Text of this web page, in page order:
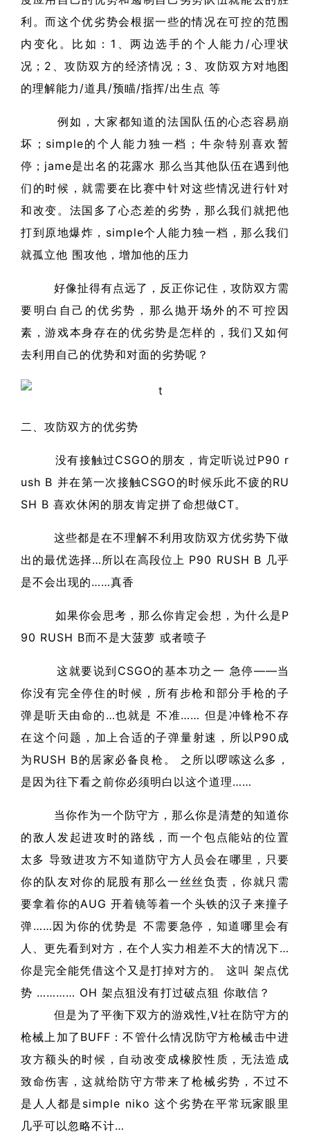
利。而这个优劣势会根据一些的情况在可控的范围
内变化。比如：1、两边选手的个人能力/心理状
况；2、攻防双方的经济情况；3、攻防双方对地图
的理解能力/道具/预瞄/指挥/出生点 等
例如，大家都知道的法国队伍的心态容易崩
坏；simple的个人能力独一档；牛杂特别喜欢暂
停；jame是出名的花露水 那么当其他队伍在遇到他
们的时候，就需要在比赛中针对这些情况进行针对
和改变。法国多了心态差的劣势，那么我们就把他
打到原地爆炸，simple个人能力独一档，那么我们
就孤立他 围攻他，增加他的压力
好像扯得有点远了，反正你记住，攻防双方需
要明白自己的优劣势，那么抛开场外的不可控因
素，游戏本身存在的优劣势是怎样的，我们又如何
去利用自己的优势和对面的劣势呢？
二、攻防双方的优劣势
没有接触过CSGO的朋友，肯定听说过P90 r
ush B 并在第一次接触CSGO的时候乐此不疲的RU
SH B 喜欢休闲的朋友肯定拼了命想做CT。
这些都是在不理解不利用攻防双方优劣势下做
出的最优选择…所以在高段位上 P90 RUSH B 几乎
是不会出现的……真香
如果你会思考，那么你肯定会想，为什么是P
90 RUSH B而不是大菠萝 或者喷子
这就要说到CSGO的基本功之一 急停——当
你没有完全停住的时候，所有步枪和部分手枪的子
弹是听天由命的…也就是 不准…… 但是冲锋枪不存
在这个问题，加上合适的子弹量射速，所以P90成
为RUSH B的居家必备良枪。 之所以啰嗦这么多，
是因为往下看之前你必须明白以这个道理……
当你作为一个防守方，那么你是清楚的知道你
的敌人发起进攻时的路线，而一个包点能站的位置
太多 导致进攻方不知道防守方人员会在哪里，只要
你的队友对你的屁股有那么一丝丝负责，你就只需
要拿着你的AUG 开着镜等着一个头铁的汉子来撞子
弹……因为你的优势是 不需要急停，知道哪里会有
人、更先看到对方，在个人实力相差不大的情况下…
你是完全能凭借这个又是打掉对方的。 这叫 架点优
势 ………… OH 架点狙没有打过破点狙 你敢信？
但是为了平衡下双方的游戏性,V社在防守方的
枪械上加了BUFF：不管什么情况防守方枪械击中进
攻方额头的时候，自动改变成橡胶性质，无法造成
致命伤害，这就给防守方带来了枪械劣势，不过不
是人人都是simple niko 这个劣势在平常玩家眼里
几乎可以忽略不计…